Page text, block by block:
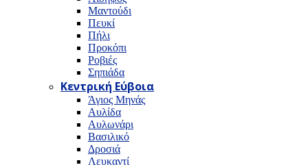
Μαντούδι
Πευκί
Πήλι
Προκόπι
Ροβιές
Σηπιάδα
Κεντρική Εύβοια
Άγιος Μηνάς
Αυλίδα
Αυλωνάρι
Βασιλικό
Δροσιά
Λευκαντί